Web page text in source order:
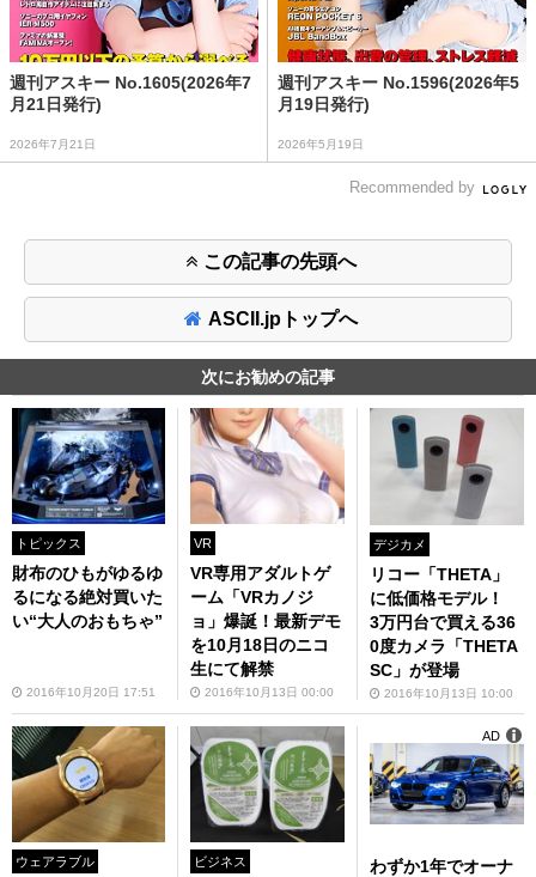
週刊アスキー No.1605(2026年7
月21日発行)
2026年7月21日
週刊アスキー No.1596(2026年5
月19日発行)
2026年5月19日
Recommended by
この記事の先頭へ
ASCII.jpトップへ
次にお勧めの記事
トピックス
財布のひもがゆるゆ
るになる絶対買いた
い“大人のおもちゃ”
2016年10月20日 17:51
VR
VR専用アダルトゲ
ーム「VRカノジ
ョ」爆誕！最新デモ
を10月18日のニコ
生にて解禁
2016年10月13日 00:00
デジカメ
リコー「THETA」
に低価格モデル！
3万円台で買える36
0度カメラ「THETA
SC」が登場
2016年10月13日 10:00
ウェアラブル ビジネス
わずか1年でオーナ
AD